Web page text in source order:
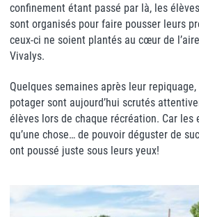
confinement étant passé par là, les
sont organisés pour faire pousser leurs
ceux-ci ne soient plantés au cœur de
Vivalys.
Quelques semaines après leur
potager sont aujourd’hui scrutés
élèves lors de chaque récréation. Car les
qu’une chose… de pouvoir déguster de
ont poussé juste sous leurs yeux!